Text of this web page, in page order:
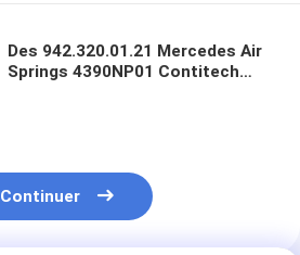
Des 942.320.01.21 Mercedes Air
Springs 4390NP01 Contitech
Continuer